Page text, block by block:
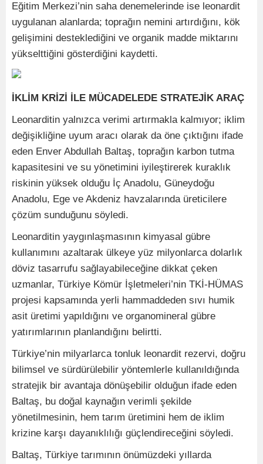
Eğitim Merkezi’nin saha denemelerinde ise leonardit
uygulanan alanlarda; toprağın nemini artırdığını, kök
gelişimini desteklediğini ve organik madde miktarını
yükselttiğini gösterdiğini kaydetti.
İKLİM KRİZİ İLE MÜCADELEDE STRATEJİK ARAÇ
Leonarditin yalnızca verimi artırmakla kalmıyor; iklim
değişikliğine uyum aracı olarak da öne çıktığını ifade
eden Enver Abdullah Baltaş, toprağın karbon tutma
kapasitesini ve su yönetimini iyileştirerek kuraklık
riskinin yüksek olduğu İç Anadolu, Güneydoğu
Anadolu, Ege ve Akdeniz havzalarında üreticilere
çözüm sunduğunu söyledi.
Leonarditin yaygınlaşmasının kimyasal gübre
kullanımını azaltarak ülkeye yüz milyonlarca dolarlık
döviz tasarrufu sağlayabileceğine dikkat çeken
uzmanlar, Türkiye Kömür İşletmeleri’nin TKİ-HÜMAS
projesi kapsamında yerli hammaddeden sıvı humik
asit üretimi yapıldığını ve organomineral gübre
yatırımlarının planlandığını belirtti.
Türkiye’nin milyarlarca tonluk leonardit rezervi, doğru
bilimsel ve sürdürülebilir yöntemlerle kullanıldığında
stratejik bir avantaja dönüşebilir olduğun ifade eden
Baltaş, bu doğal kaynağın verimli şekilde
yönetilmesinin, hem tarım üretimini hem de iklim
krizine karşı dayanıklılığı güçlendireceğini söyledi.
Baltaş, Türkiye tarımının önümüzdeki yıllarda